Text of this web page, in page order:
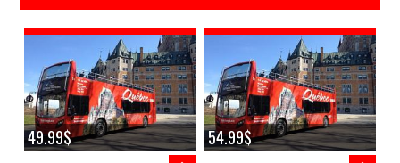
49.99$ 54.99$